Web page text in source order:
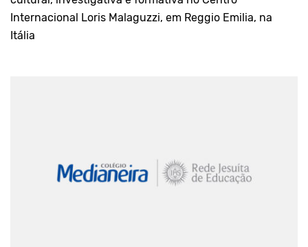
Internacional Loris Malaguzzi, em Reggio Emilia, na
Itália